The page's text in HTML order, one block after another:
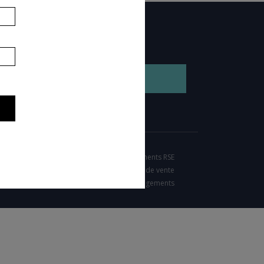
Nos engagements RSE
Condition générales de vente
Charte d'engagements